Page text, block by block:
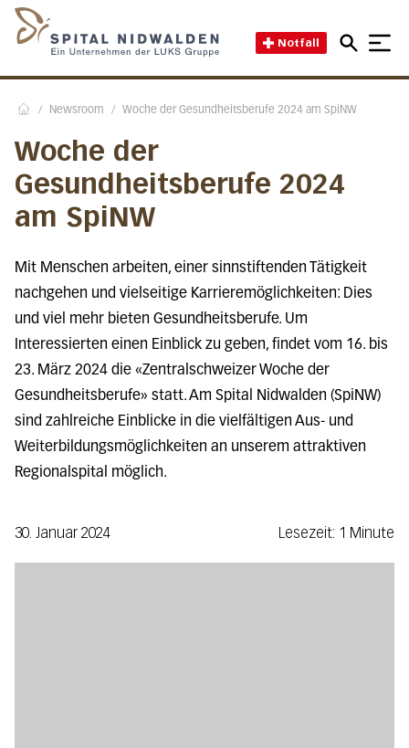
Notfall
/ Newsroom / Woche der Gesundheitsberufe 2024 am SpiNW
Woche der
Gesundheitsberufe 2024
am SpiNW
Mit Menschen arbeiten, einer sinnstiftenden Tätigkeit
nachgehen und vielseitige Karrieremöglichkeiten: Dies
und viel mehr bieten Gesundheitsberufe. Um
Interessierten einen Einblick zu geben, findet vom 16. bis
23. März 2024 die «Zentralschweizer Woche der
Gesundheitsberufe» statt. Am Spital Nidwalden (SpiNW)
sind zahlreiche Einblicke in die vielfältigen Aus- und
Weiterbildungsmöglichkeiten an unserem attraktiven
Regionalspital möglich.
30. Januar 2024 Lesezeit: 1 Minute